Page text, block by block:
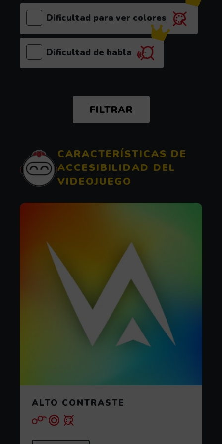
Dificultad para ver colores
(el videojuego es recomendable para
Dificultad de habla
(el videojuego es recomendable para
CARACTERÍSTICAS DE
ACCESIBILIDAD DEL
VIDEOJUEGO
ALTO CONTRASTE